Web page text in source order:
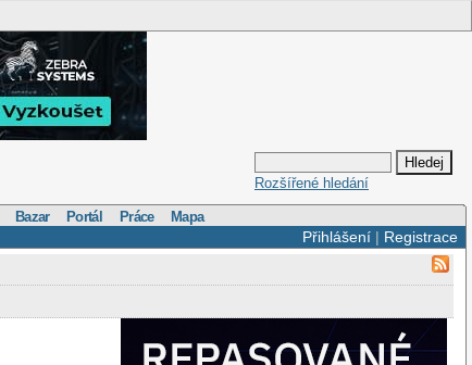
Rozšířené hledání
Bazar Portál Práce Mapa
Přihlášení| Registrace